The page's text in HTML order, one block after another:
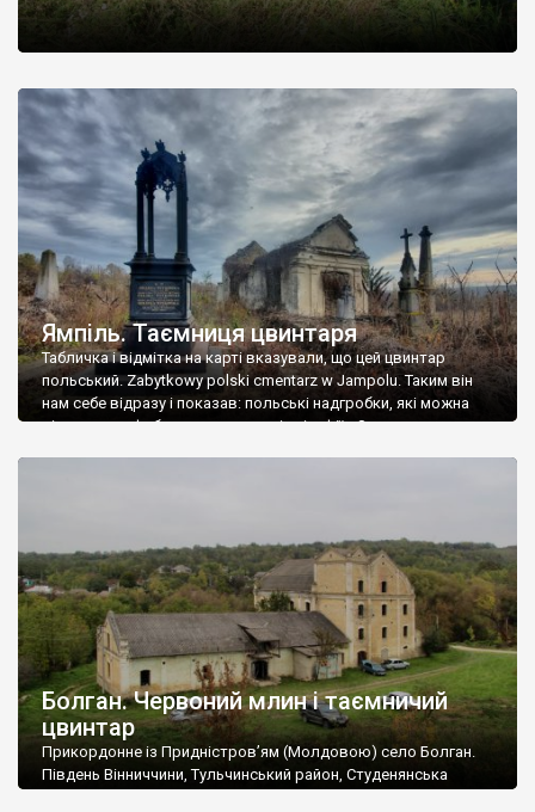
Ямпіль. Таємниця цвинтаря
Табличка і відмітка на карті вказували, що цей цвинтар
польський. Zabytkowy polski cmentarz w Jampolu. Таким він
нам себе відразу і показав: польські надгробки, які можна
віднести до фабричних, польські епітафії… Загалом цвинтар
Болган. Червоний млин і таємничий
цвинтар
Прикордонне із Придністров’ям (Молдовою) село Болган.
Південь Вінниччини, Тульчинський район, Студенянська